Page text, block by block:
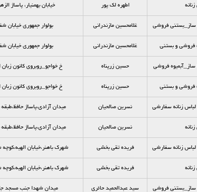
اطهره لک پور خيابان بهمنيار، پاساژ
ساز_بستني فروشي غلامحسين مازندراني بولوار جمهوري خيابان
فروشی و بستنی غلامحسين مازندراني بولوار جمهوري خيابان
ساز_آبميوه فروشي حسین زرپناه خ خواجو_روبروی کانون زبان
فروشی و بستنی حسین زرپناه خ خواجو_روبروی کانون زبان
لباس زنانه سفارشي نسرين صالحيان ميدان آزادی،پاساژ حافظ،طبقه
نسرين صالحيان ميدان آزادی،پاساژ حافظ،طبقه
لباس زنانه سفارشي فريده تقی بخشی شهرک باهنر،خيابان الهيه،کوچه
فريده تقی بخشی شهرک باهنر،خيابان الهيه،کوچه
ساز_بستني فروشي سيد عبدالحميد حائري ميدان شهدا جنب مسجد